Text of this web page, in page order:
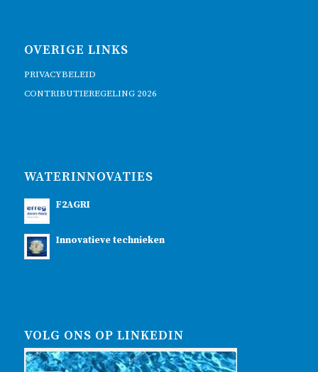
OVERIGE LINKS
PRIVACYBELEID
CONTRIBUTIEREGELING 2026
WATERINNOVATIES
F2AGRI
Innovatieve technieken
VOLG ONS OP LINKEDIN